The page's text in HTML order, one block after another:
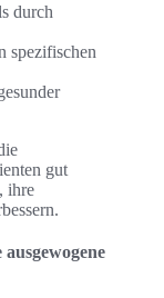
durch
spezifischen
gut
ihre